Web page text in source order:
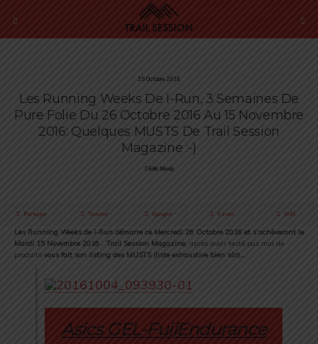
25 Octobre 2016
Les Running Weeks De I-Run, 3 Semaines De
Pure Folie Du 26 Octobre 2016 Au 15 Novembre
2016: Quelques MUSTS De Trail Session
Magazine :-)
Cédric Masip
Partager Tweeter Épingler E-mail SMS
Les Running Weeks de i-Run démarre ce Mercredi 26 Octobre 2016 et s’achèveront le
Mardi 15 Novembre 2016… Trail Session Magazine, après avoir testé pas mal de
produits vous fait son listing des MUSTS (liste exhaustive bien sûr)…
Asics GEL-FujiEndurance